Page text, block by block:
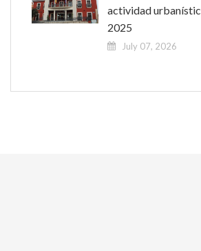
actividad
2025
July 07, 2026